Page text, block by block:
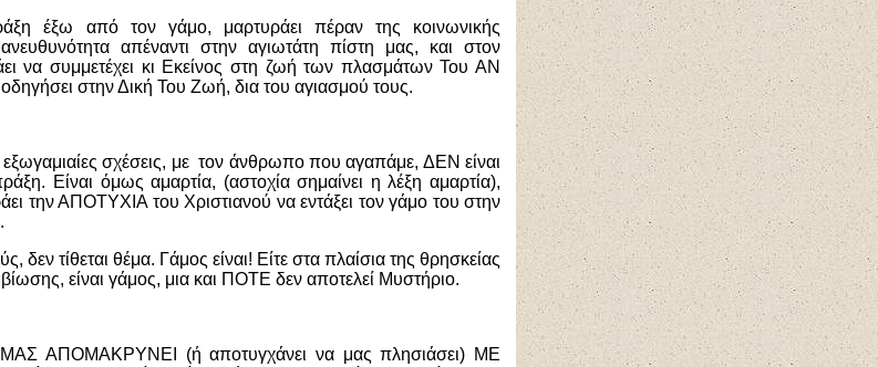
έξω από τον γάμο, μαρτυράει πέραν της κοινωνικής
απέναντι στην αγιωτάτη πίστη μας, και στον
να συμμετέχει κι Εκείνος στη ζωή των πλασμάτων Του ΑΝ
στην Δική Του Ζωή, δια του αγιασμού τους.
σχέσεις, με τον άνθρωπο που αγαπάμε, ΔΕΝ είναι
Είναι όμως αμαρτία, (αστοχία σημαίνει η λέξη αμαρτία),
την ΑΠΟΤΥΧΙΑ του Χριστιανού να εντάξει τον γάμο του στην
δεν τίθεται θέμα. Γάμος είναι! Είτε στα πλαίσια της θρησκείας
είναι γάμος, μια και ΠΟΤΕ δεν αποτελεί Μυστήριο.
ΜΑΣ ΑΠΟΜΑΚΡΥΝΕΙ (ή αποτυγχάνει να μας πλησιάσει) ΜΕ